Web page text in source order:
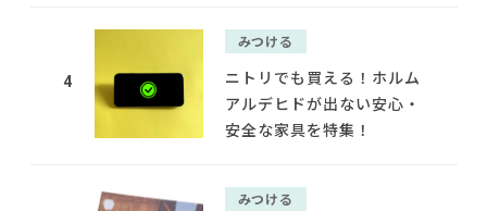
4
みつける
ニトリでも買える！ホルム
アルデヒドが出ない安心・
安全な家具を特集！
みつける